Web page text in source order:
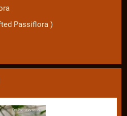
Passiflora )